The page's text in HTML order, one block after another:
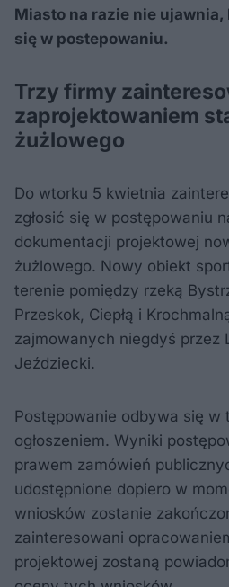
Miasto na razie nie ujawnia,
się w postepowaniu.
Trzy firmy
zaprojektowaniem
żużlowego
Do wtorku 5 kwietnia
zgłosić się w postępowaniu
dokumentacji projektowej
żużlowego. Nowy obiekt
terenie pomiędzy rzeką
Przeskok, Ciepłą i
zajmowanych niegdyś przez
Jeździecki.
Postępowanie odbywa się w
ogłoszeniem. Wyniki
prawem zamówień
udostępnione dopiero w
wniosków zostanie
zainteresowani
projektowej zostaną